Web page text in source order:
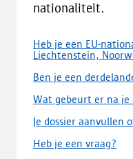
nationaliteit.
Heb je een EU-
Liechtenstein,
Ben je een
Wat gebeurt er na je
Je dossier aanvullen
Heb je een vraag?